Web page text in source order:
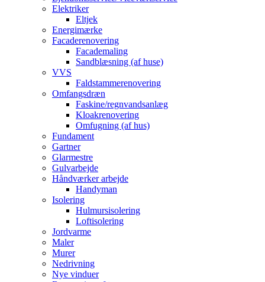
Elektriker
Eltjek
Energimærke
Facaderenovering
Facademaling
Sandblæsning (af huse)
VVS
Faldstammerenovering
Omfangsdræn
Faskine/regnvandsanlæg
Kloakrenovering
Omfugning (af hus)
Fundament
Gartner
Glarmestre
Gulvarbejde
Håndværker arbejde
Handyman
Isolering
Hulmursisolering
Loftisolering
Jordvarme
Maler
Murer
Nedrivning
Nye vinduer